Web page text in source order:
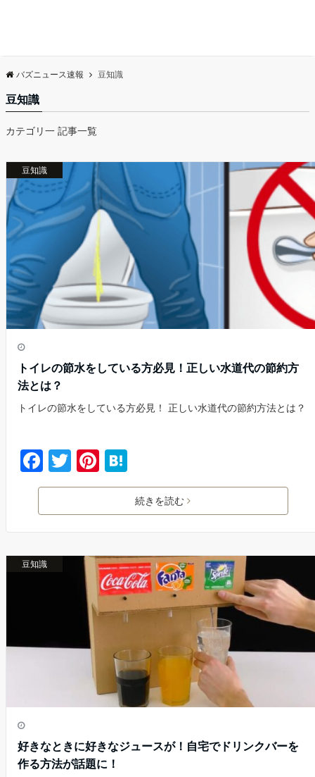
バズニュース速報 豆知識
豆知識
カテゴリ一 記事一覧
豆知識
トイレの節水をしている方必見！正しい水道代の節約方
法とは？
トイレの節水をしている方必見！ 正しい水道代の節約方法とは？
F
a
e
b
o
T
w
er
Pi
nt
e
st
at
e
n
a
続きを読む
豆知識
好きなときに好きなジュースが！自宅でドリンクバーを
作る方法が話題に！